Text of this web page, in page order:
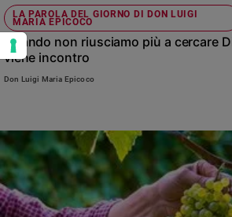
LA PAROLA DEL GIORNO DI DON LUIGI
MARIA EPICOCO
Quando non riusciamo più a cercare
viene incontro
Don Luigi Maria Epicoco